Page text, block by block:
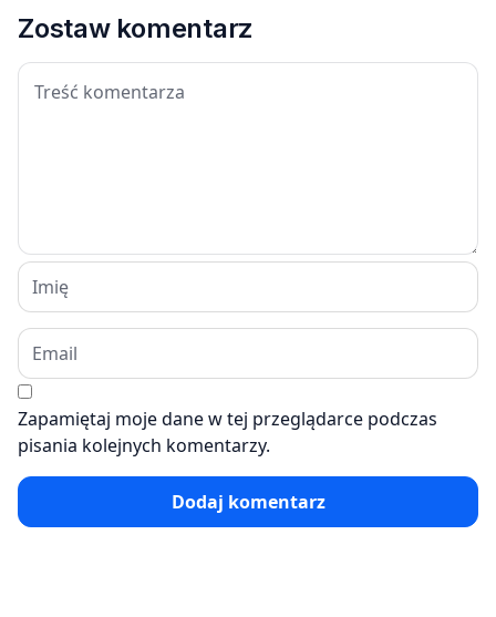
Zostaw komentarz
Zapamiętaj moje dane w tej przeglądarce podczas
pisania kolejnych komentarzy.
Dodaj komentarz